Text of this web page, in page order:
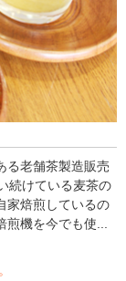
る老舗茶製造販売
続けている麦茶の
家焙煎しているの
機を今でも使...